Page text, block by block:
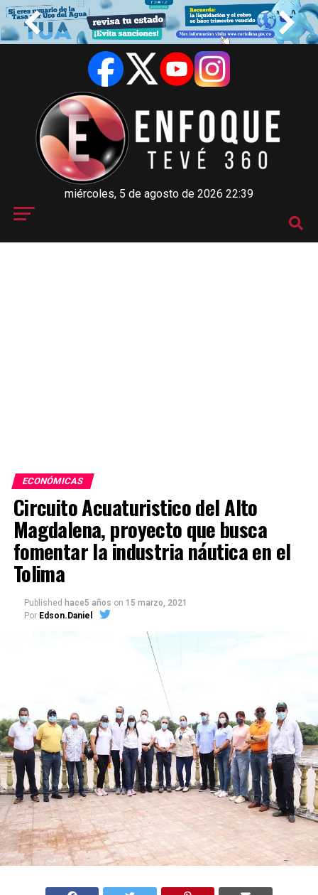
miércoles, 5 de agosto de 2026 22:39
ECONÓMICAS
Circuito Acuaturistico del Alto
Magdalena, proyecto que busca
fomentar la industria náutica en el
Tolima
Published hace5 años on 15 marzo, 2021
Por Edson.Daniel